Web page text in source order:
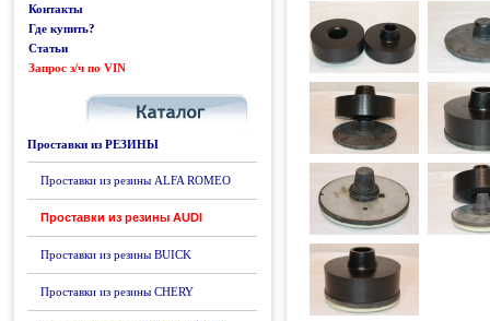
Контакты
Где купить?
Статьи
Запрос з/ч по VIN
Проставки из РЕЗИНЫ
Проставки из резины ALFA ROMEO
Проставки из резины AUDI
Проставки из резины BUICK
Проставки из резины CHERY